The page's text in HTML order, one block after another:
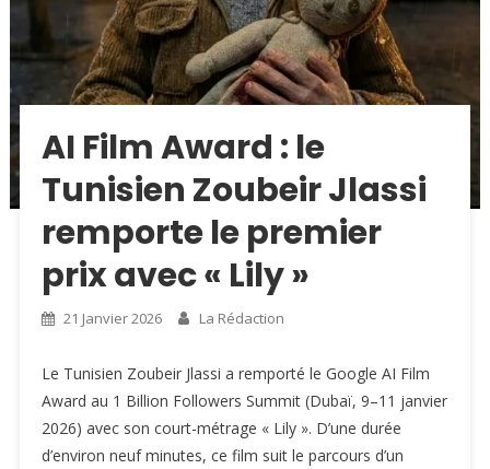
AI Film Award : le
Tunisien Zoubeir Jlassi
remporte le premier
prix avec « Lily »
21 Janvier 2026 La Rédaction
Le Tunisien Zoubeir Jlassi a remporté le Google AI Film
Award au 1 Billion Followers Summit (Dubaï, 9–11 janvier
2026) avec son court-métrage « Lily ». D’une durée
d’environ neuf minutes, ce film suit le parcours d’un